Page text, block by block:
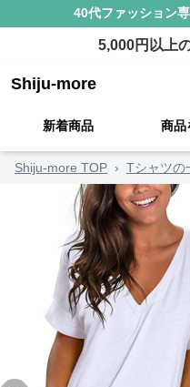
40代ファッション
5,000円以上
Shiju-more
新着商品 商品
Shiju-more TOP › Tシャツの